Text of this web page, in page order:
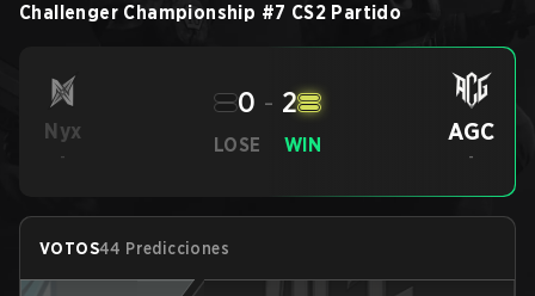
Challenger Championship #7 CS2 Partido
Nyx
-
LOSE
0 - 2
WIN AGC
-
VOTOS44 Predicciones